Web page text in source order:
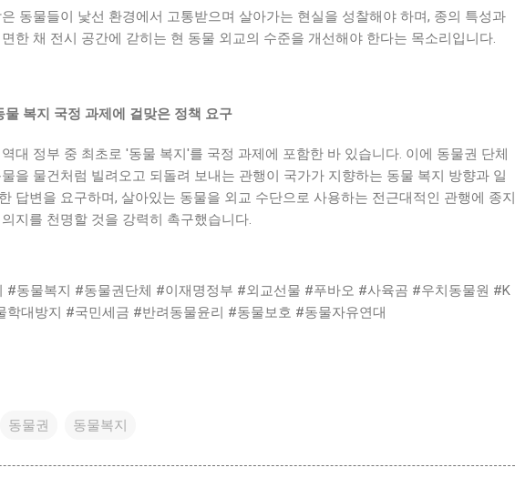
동물들이 낯선 환경에서 고통받으며 살아가는 현실을 성찰해야 하며, 종의 특성과
한 채 전시 공간에 갇히는 현 동물 외교의 수준을 개선해야 한다는 목소리입니다.
물 복지 국정 과제에 걸맞은 정책 요구
대 정부 중 최초로 '동물 복지'를 국정 과제에 포함한 바 있습니다. 이에 동물권 단체
을 물건처럼 빌려오고 되돌려 보내는 관행이 국가가 지향하는 동물 복지 방향과 일
답변을 요구하며, 살아있는 동물을 외교 수단으로 사용하는 전근대적인 관행에 종지
지를 천명할 것을 강력히 촉구했습니다.
#동물복지 #동물권단체 #이재명정부 #외교선물 #푸바오 #사육곰 #우치동물원 #K
학대방지 #국민세금 #반려동물윤리 #동물보호 #동물자유연대
동물권 동물복지